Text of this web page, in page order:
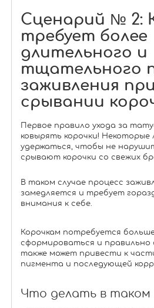
Сценарий № 2:
требует более
длительного и
тщательного
заживления при
срывании
Первое правило ухода за
ковырять корочки!
удержаться, чтобы не
срывают корочки со свежих
В таком случае процесс
замедляется и требует
внимания к себе.
Корочкам потребуется
сформироваться и
также может привести к
пигмента и последующей
Что делать в таком